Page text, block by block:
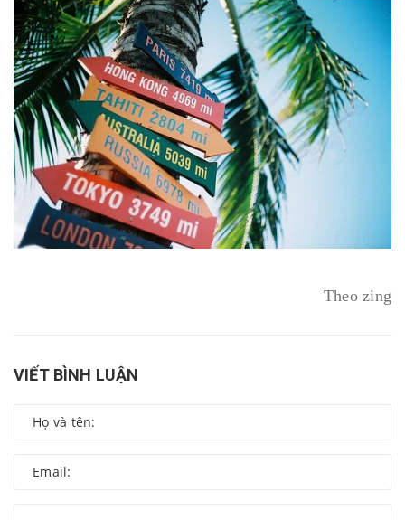
Theo zing
VIẾT BÌNH LUẬN